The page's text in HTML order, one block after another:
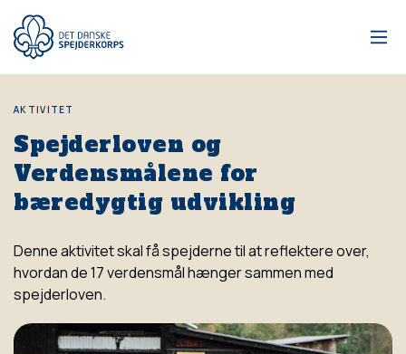
hovedindhold
AKTIVITET
Spejderloven og
Verdensmålene for
bæredygtig udvikling
Denne aktivitet skal få spejderne til at reflektere over,
hvordan de 17 verdensmål hænger sammen med
spejderloven.